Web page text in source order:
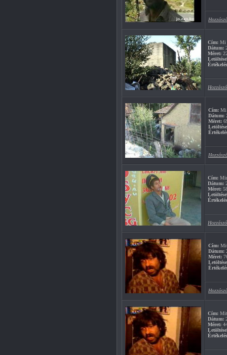
Cím: Mi
Dátum:
Méret:
Cím: Mi
Dátum:
Méret:
Cím:
Dátum:
Méret:
Cím:
Dátum:
Méret:
Cím:
Dátum:
Méret: